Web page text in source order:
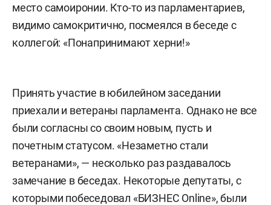
место самоиронии. Кто-то из парламентариев,
видимо самокритично, посмеялся в беседе с
коллегой: «Понапринимают херни!»
Принять участие в юбилейном заседании
приехали и ветераны парламента. Однако не все
были согласны со своим новым, пусть и
почетным статусом. «Незаметно стали
ветеранами», — несколько раз раздавалось
замечание в беседах. Некоторые депутаты, с
которыми побеседовал «БИЗНЕС Online», были